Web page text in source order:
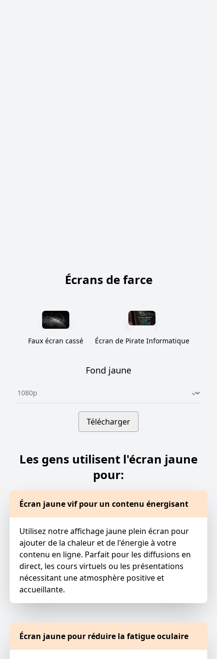
Écrans de farce
Faux écran cassé Écran de Pirate Informatique
Fond jaune
Underline select
Télécharger
Les gens utilisent l'écran jaune
pour:
Écran jaune vif pour un contenu énergisant
Utilisez notre affichage jaune plein écran pour
ajouter de la chaleur et de l'énergie à votre
contenu en ligne. Parfait pour les diffusions en
direct, les cours virtuels ou les présentations
nécessitant une atmosphère positive et
accueillante.
Écran jaune pour réduire la fatigue oculaire